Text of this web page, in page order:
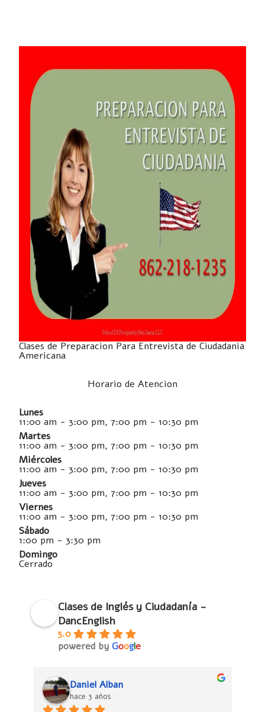
Clases de Preparacion Para Entrevista de Ciudadania
Americana
Horario de Atencion
Lunes
11:00 am - 3:00 pm, 7:00 pm - 10:30 pm
Martes
11:00 am - 3:00 pm, 7:00 pm - 10:30 pm
Miércoles
11:00 am - 3:00 pm, 7:00 pm - 10:30 pm
Jueves
11:00 am - 3:00 pm, 7:00 pm - 10:30 pm
Viernes
11:00 am - 3:00 pm, 7:00 pm - 10:30 pm
Sábado
1:00 pm - 3:30 pm
Domingo
Cerrado
Clases de Inglés y Ciudadanía -
DancEnglish
5.0
powered by Google
Daniel Alban
hace 3 años